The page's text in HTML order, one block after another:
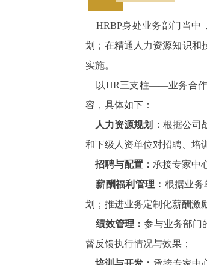
HRBP身处业务部门当中
划；在精通人力资源知识和
实施。
以HR三支柱——业务合作
容，具体如下：
人力资源规划： 根据公司
和下级人资单位对招聘、培
招聘与配置： 承接专家中
薪酬福利管理： 根据业务
划；推进业务定制化薪酬激
绩效管理：参与业务部门
督反馈执行情况与效果；